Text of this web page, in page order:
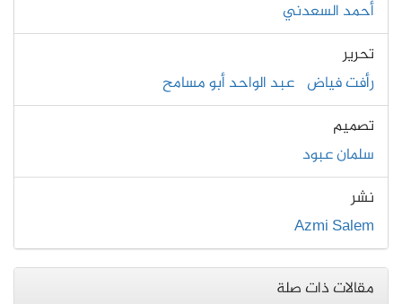
أحمد السعدني
تحرير
رأفت فياض عبد الواحد أبو مسامح
تصميم
سلمان عبود
نشر
Azmi Salem
مقالات ذات صلة